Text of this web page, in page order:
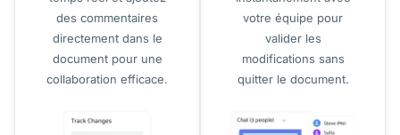
des commentaires
directement dans le
document pour une
collaboration efficace.
votre équipe pour
valider les
modifications sans
quitter le document.